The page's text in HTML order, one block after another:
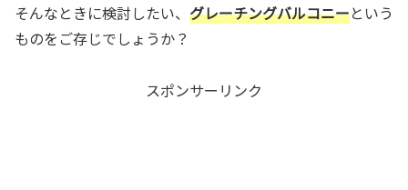
そんなときに検討したい、 グレーチングバルコニーという
ものをご存じでしょうか？
スポンサーリンク